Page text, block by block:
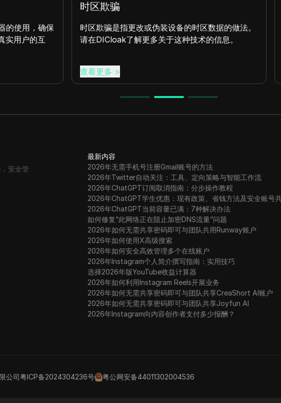
的使用，确保
实用户的互
时区欺骗
时区欺骗是指更改或伪装设备的时区数据的做法。
请在DICloak了解更多关于这种技术的信息。
查看更多 >
安全管
最新内容
2026年无需手机号注册Gmail账号的方法
2026年Twitter自动关注：工具、定向策略与智能工作流
2026年ChatGPT订阅取消指南：分步操作教程
2026年ChatGPT学生优惠：现有政策、省钱方法及安全账号
2026年ChatGPT当前容量已满：7种解决办法
如何修复“此网络正在阻止加密DNS流量”问题
2026年如何无需共享密码即可与团队共用Runway账户
2026年如何使用X高级搜索
2026年如何安全高效管理多个在线账户
2026年Instagram个人简介撰写指南：实用技巧
选择2026年版YouTube收益计算器
2026年如何利用Instagram Reels开展业务
2026年如何无需共享密码即可与团队共享CreaShort AI账户
2026年如何无需共享密码即可与团队共享Joyfun AI
2026年Instagram向内容创作者支付多少报酬？
公司粤ICP备2024304236号 粤公网安备44011302004536